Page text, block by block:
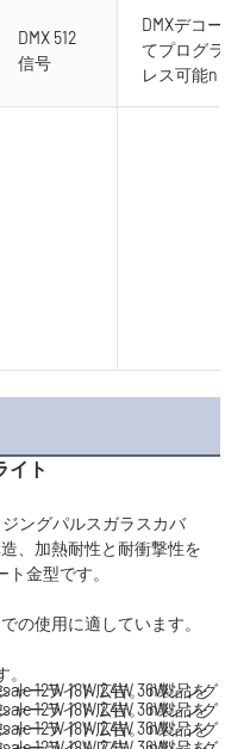
DMX 512
信号
DMXデコーダ
てプログラム
レス可能n
イト
ングパルスガラスカバ
、加熱耐性と耐衝撃性を